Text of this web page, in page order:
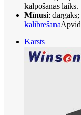
kalpošanas laiks.
Mīnusi:
kalibrēšana
Karsts